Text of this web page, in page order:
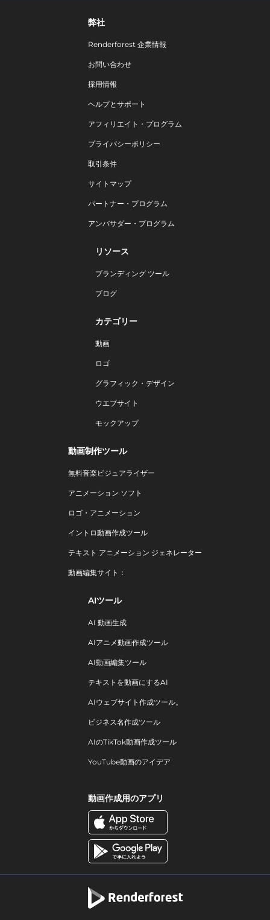
弊社
Renderforest 企業情報
お問い合わせ
採用情報
ヘルプとサポート
アフィリエイト・プログラム
プライバシーポリシー
取引条件
サイトマップ
パートナー・プログラム
アンバサダー・プログラム
リソース
ブランディング ツール
ブログ
カテゴリー
動画
ロゴ
グラフィック・デザイン
ウエブサイト
モックアップ
動画制作ツール
無料音楽ビジュアライザー
アニメーション ソフト
ロゴ・アニメーション
イントロ動画作成ツール
テキスト アニメーション ジェネレーター
動画編集サイト：
AIツール
AI 動画生成
AIアニメ動画作成ツール
AI動画編集ツール
テキストを動画にするAI
AIウェブサイト作成ツール。
ビジネス名作成ツール
AIのTikTok動画作成ツール
YouTube動画のアイデア
動画作成用のアプリ